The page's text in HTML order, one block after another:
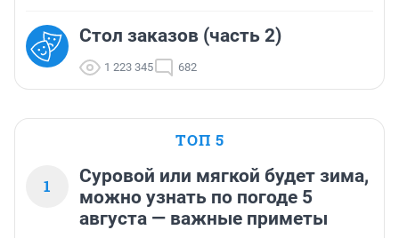
Стол заказов (часть 2)
1 223 345 682
ТОП 5
1
Суровой или мягкой будет зима,
можно узнать по погоде 5
августа — важные приметы